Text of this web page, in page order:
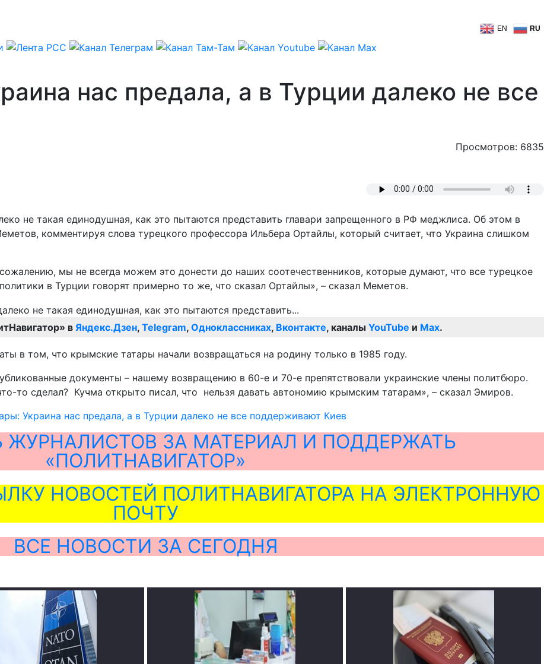
EN RU
нас предала, а в Турции далеко не все
Просмотров: 6835
не такая единодушная, как это пытаются представить главари запрещенного в РФ меджлиса. Об этом в
комментируя слова турецкого профессора Ильбера Ортайлы, который считает, что Украина слишком
мы не всегда можем это донести до наших соотечественников, которые думают, что все турецкое
в Турции говорят примерно то же, что сказал Ортайлы», – сказал Меметов.
в Яндекс.Дзен, Telegram, Одноклассниках, Вконтакте, каналы YouTube и Max.
в том, что крымские татары начали возвращаться на родину только в 1985 году.
документы – нашему возвращению в 60-е и 70-е препятствовали украинские члены политбюро.
то сделал? Кучма открыто писал, что нельзя давать автономию крымским татарам», – сказал Эмиров.
Украина нас предала, а в Турции далеко не все поддерживают Киев
ЖУРНАЛИСТОВ ЗА МАТЕРИАЛ И ПОДДЕРЖАТЬ
«ПОЛИТНАВИГАТОР»
НОВОСТЕЙ ПОЛИТНАВИГАТОРА НА ЭЛЕКТРОННУЮ
ПОЧТУ
ВСЕ НОВОСТИ ЗА СЕГОДНЯ